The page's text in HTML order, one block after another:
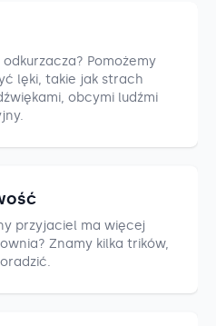
Pomożemy
lęki, takie jak strach
obcymi ludźmi
przyjaciel ma więcej
Znamy kilka trików,